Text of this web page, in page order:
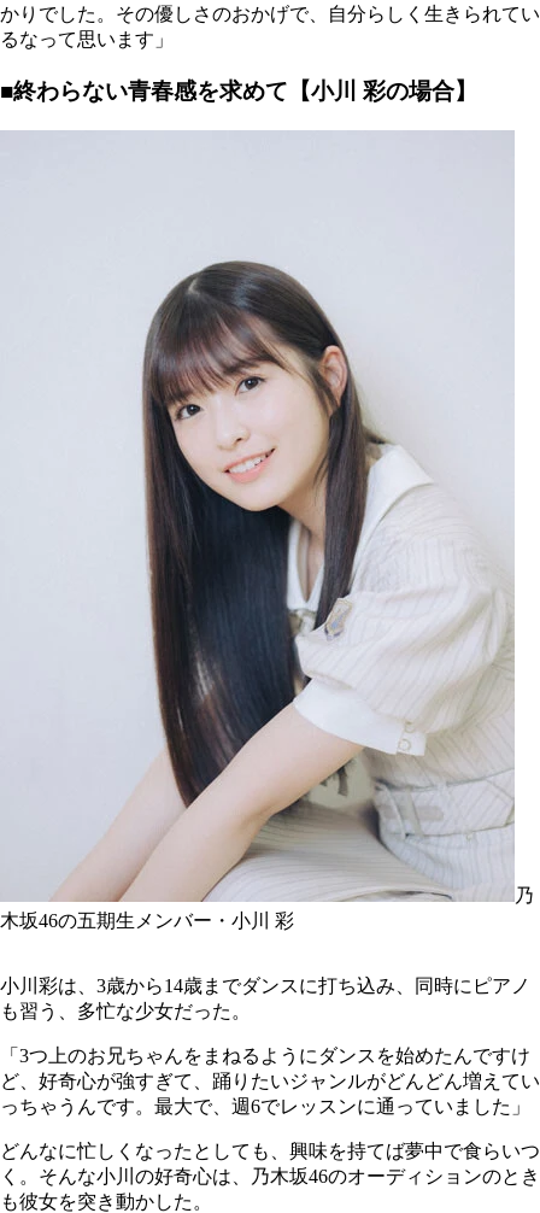
かりでした。その優しさのおかげで、自分らしく生きられてい
るなって思います」
■終わらない青春感を求めて【小川 彩の場合】
乃
木坂46の五期生メンバー・小川 彩
小川彩は、3歳から14歳までダンスに打ち込み、同時にピアノ
も習う、多忙な少女だった。
「3つ上のお兄ちゃんをまねるようにダンスを始めたんですけ
ど、好奇心が強すぎて、踊りたいジャンルがどんどん増えてい
っちゃうんです。最大で、週6でレッスンに通っていました」
どんなに忙しくなったとしても、興味を持てば夢中で食らいつ
く。そんな小川の好奇心は、乃木坂46のオーディションのとき
も彼女を突き動かした。